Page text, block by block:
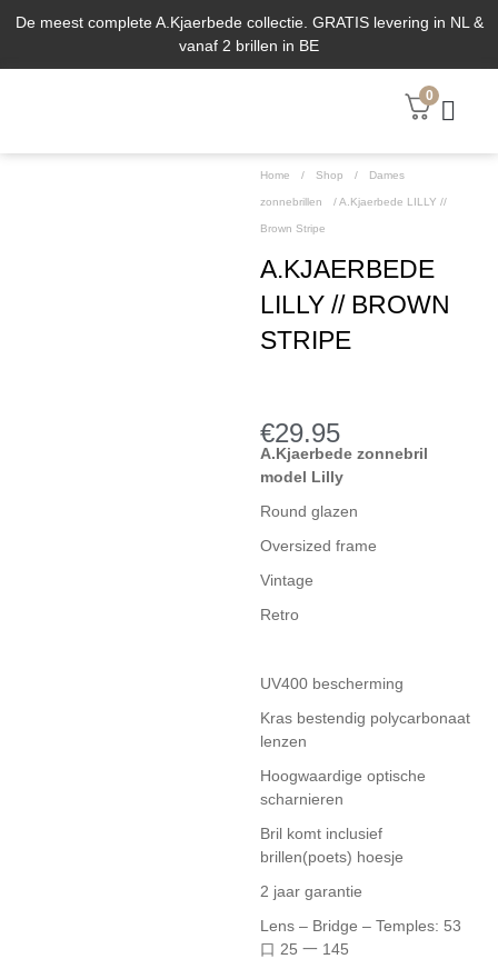
De meest complete A.Kjaerbede collectie. GRATIS levering in NL &
vanaf 2 brillen in BE
0
Home / Shop / Dames
zonnebrillen /A.Kjaerbede LILLY //
Brown Stripe
A.KJAERBEDE
LILLY // BROWN
STRIPE
€29.95
A.Kjaerbede zonnebril
model Lilly
Round glazen
Oversized frame
Vintage
Retro
UV400 bescherming
Kras bestendig polycarbonaat
lenzen
Hoogwaardige optische
scharnieren
Bril komt inclusief
brillen(poets) hoesje
2 jaar garantie
Lens – Bridge – Temples: 53
口 25 一 145